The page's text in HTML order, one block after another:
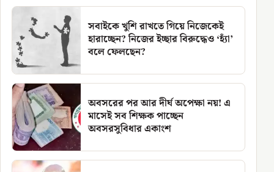
সবাইকে খুশি রাখতে গিয়ে নিজেকেই
হারাচ্ছেন? নিজের ইচ্ছার বিরুদ্ধেও ‘হ্যাঁ’
বলে ফেলছেন?
অবসরের পর আর দীর্ঘ অপেক্ষা নয়! এ
মাসেই সব শিক্ষক পাচ্ছেন
অবসরসুবিধার একাংশ